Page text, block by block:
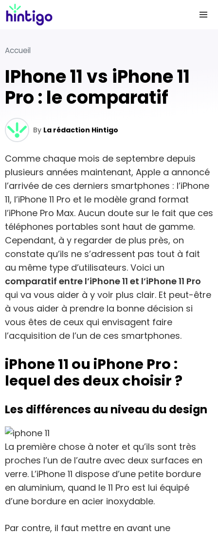
Accueil
iPhone 11 vs iPhone 11
Pro : le comparatif
By La rédaction Hintigo
Comme chaque mois de septembre depuis
plusieurs années maintenant, Apple a annoncé
l’arrivée de ces derniers smartphones : l’iPhone
11, l’iPhone 11 Pro et le modèle grand format
l’iPhone Pro Max. Aucun doute sur le fait que ces
téléphones portables sont haut de gamme.
Cependant, à y regarder de plus près, on
constate qu’ils ne s’adressent pas tout à fait
au même type d’utilisateurs. Voici un
comparatif entre l’iPhone 11 et l’iPhone 11 Pro
qui va vous aider à y voir plus clair. Et peut-être
à vous aider à prendre la bonne décision si
vous êtes de ceux qui envisagent faire
l’acquisition de l’un de ces smartphones.
iPhone 11 ou iPhone Pro :
lequel des deux choisir ?
Les différences au niveau du design
La première chose à noter et qu’ils sont très
proches l’un de l’autre avec deux surfaces en
verre. L’iPhone 11 dispose d’une petite bordure
en aluminium, quand le 11 Pro est lui équipé
d’une bordure en acier inoxydable.
Par contre, il faut mettre en avant une